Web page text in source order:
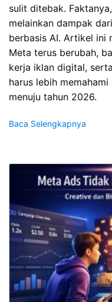
sulit ditebak.
melainkan dampak
berbasis AI. Artikel ini
Meta terus berubah,
kerja iklan digital,
harus lebih
menuju tahun 2026.
Baca Selengkapnya